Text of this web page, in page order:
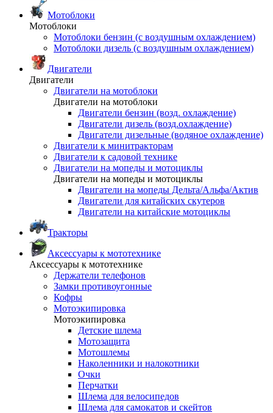
Мотоблоки
Мотоблоки
Мотоблоки бензин (с воздушным охлаждением)
Мотоблоки дизель (с воздушным охлаждением)
Двигатели
Двигатели
Двигатели на мотоблоки
Двигатели на мотоблоки
Двигатели бензин (возд. охлаждение)
Двигатели дизель (возд.охлаждение)
Двигатели дизельные (водяное охлаждение)
Двигатели к минитракторам
Двигатели к садовой технике
Двигатели на мопеды и мотоциклы
Двигатели на мопеды и мотоциклы
Двигатели на мопеды Дельта/Альфа/Актив
Двигатели для китайских скутеров
Двигатели на китайские мотоциклы
Тракторы
Аксессуары к мототехнике
Аксессуары к мототехнике
Держатели телефонов
Замки противоугонные
Кофры
Мотоэкипировка
Мотоэкипировка
Детские шлема
Мотозащита
Мотошлемы
Наколенники и налокотники
Очки
Перчатки
Шлема для велосипедов
Шлема для самокатов и скейтов